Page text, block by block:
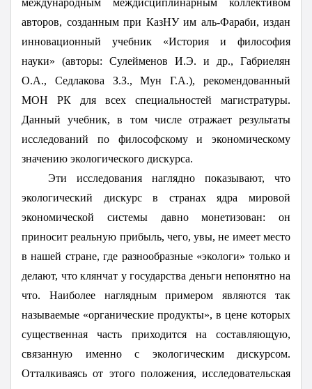
международным междисциплинарным коллективом
авторов, созданным при КазНУ им аль-Фараби, издан
инновационный учебник «История и философия
науки» (авторы: Сулейменов И.Э. и др., Габриелян
О.А., Седлакова З.З., Мун Г.А.), рекомендованный
МОН РК для всех специальностей магистратуры.
Данный учебник, в том числе отражает результаты
исследований по философскому и экономическому
значению экологического дискурса.
Эти исследования наглядно показывают, что
экологический дискурс в странах ядра мировой
экономической системы давно монетизован: он
приносит реальную прибыль, чего, увы, не имеет место
в нашей стране, где разнообразные «экологи» только и
делают, что клянчат у государства деньги непонятно на
что. Наиболее наглядным примером являются так
называемые «органические продукты», в цене которых
существенная часть приходится на составляющую,
связанную именно с экологическим дискурсом.
Отталкиваясь от этого положения, исследовательская